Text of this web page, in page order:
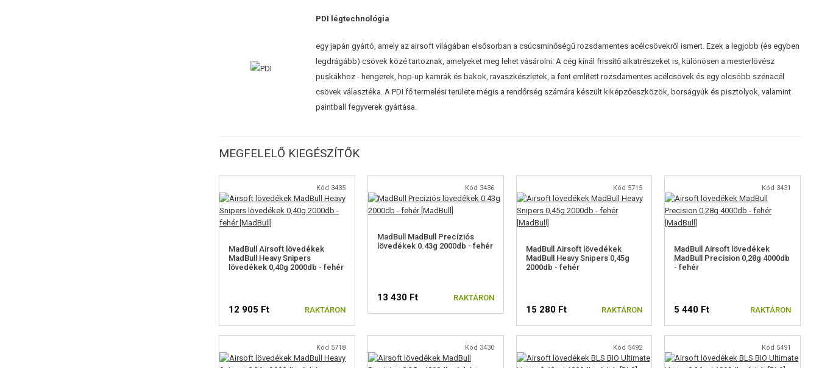
PDI légtechnológia
egy japán gyártó, amely az airsoft világában elsősorban a csúcsminőségű rozsdamentes acélcsövekről ismert. Ezek a legjobb (és egyben
legdrágább) csövek közé tartoznak, amelyeket meg lehet vásárolni. A cég kínál frissítő alkatrészeket is, különösen a mesterlövész
puskákhoz - hengerek, hop-up kamrák és bakok, ravaszkészletek, a fent említett rozsdamentes acélcsövek és egy olcsóbb szénacél
csövek választéka. A PDI fő termelési területe mégis a rendőrség számára készült kiképzőeszközök, borságyúk és pisztolyok, valamint
paintball fegyverek gyártása.
MEGFELELŐ KIEGÉSZÍTŐK
Kód 3435
MadBull Airsoft lövedékek
MadBull Heavy Snipers
lövedékek 0,40g 2000db - fehér
12 905 Ft RAKTÁRON
Kód 3436
MadBull MadBull Precíziós
lövedékek 0.43g 2000db - fehér
13 430 Ft RAKTÁRON
Kód 5715
MadBull Airsoft lövedékek
MadBull Heavy Snipers 0,45g
2000db - fehér
15 280 Ft RAKTÁRON
Kód 3431
MadBull Airsoft lövedékek
MadBull Precision 0,28g 4000db
- fehér
5 440 Ft RAKTÁRON
Kód 5718 Kód 3430 Kód 5492 Kód 5491